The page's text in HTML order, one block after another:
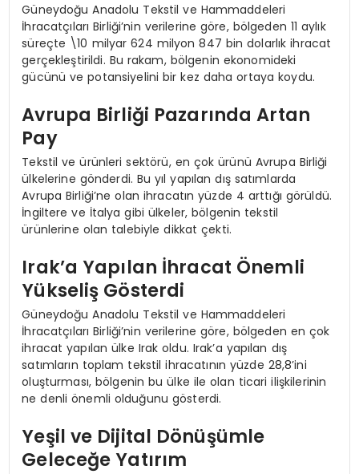
Güneydoğu Anadolu Tekstil ve Hammaddeleri
İhracatçıları Birliği’nin verilerine göre, bölgeden 11 aylık
süreçte \10 milyar 624 milyon 847 bin dolarlık ihracat
gerçekleştirildi. Bu rakam, bölgenin ekonomideki
gücünü ve potansiyelini bir kez daha ortaya koydu.
Avrupa Birliği Pazarında Artan
Pay
Tekstil ve ürünleri sektörü, en çok ürünü Avrupa Birliği
ülkelerine gönderdi. Bu yıl yapılan dış satımlarda
Avrupa Birliği’ne olan ihracatın yüzde 4 arttığı görüldü.
İngiltere ve İtalya gibi ülkeler, bölgenin tekstil
ürünlerine olan talebiyle dikkat çekti.
Irak’a Yapılan İhracat Önemli
Yükseliş Gösterdi
Güneydoğu Anadolu Tekstil ve Hammaddeleri
İhracatçıları Birliği’nin verilerine göre, bölgeden en çok
ihracat yapılan ülke Irak oldu. Irak’a yapılan dış
satımların toplam tekstil ihracatının yüzde 28,8’ini
oluşturması, bölgenin bu ülke ile olan ticari ilişkilerinin
ne denli önemli olduğunu gösterdi.
Yeşil ve Dijital Dönüşümle
Geleceğe Yatırım